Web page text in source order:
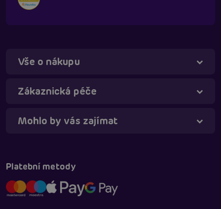
Vše o nákupu
Zákaznická péče
Mohlo by vás zajímat
Platební metody